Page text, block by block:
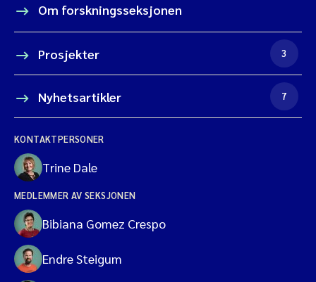
Om forskningsseksjonen
Prosjekter 3
Nyhetsartikler 7
KONTAKTPERSONER
Trine Dale
MEDLEMMER AV SEKSJONEN
Bibiana Gomez Crespo
Endre Steigum